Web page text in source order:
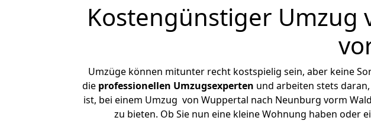
Kostengünstiger Umzug
Umzüge können mitunter recht kostspielig sein, aber keine
die professionellen Umzugsexperten und arbeiten stets
ist, bei einem Umzug von Wuppertal nach Neunburg vorm
zu bieten. Ob Sie nun eine kleine Wohnung haben oder